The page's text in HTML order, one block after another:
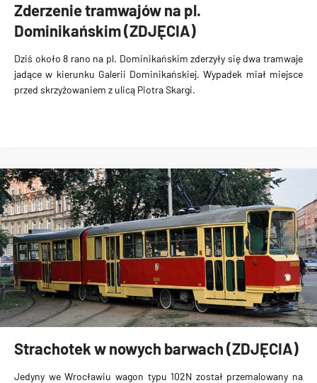
Zderzenie tramwajów na pl.
Dominikańskim (ZDJĘCIA)
Dziś około 8 rano na pl. Dominikańskimzderzyły się dwa tramwaje
jadące w kierunku Galerii Dominikańskiej. Wypadek miał miejsce
przed skrzyżowaniem z ulicą Piotra Skargi.
Strachotek w nowych barwach (ZDJĘCIA)
Jedyny we Wrocławiu wagon typu 102N został przemalowany na